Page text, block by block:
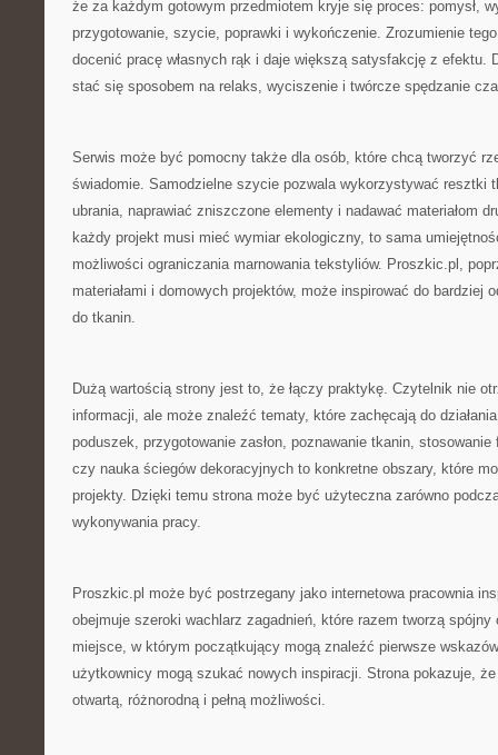
że za każdym gotowym przedmiotem kryje się proces: pomysł,
przygotowanie, szycie, poprawki i wykończenie. Zrozumienie
docenić pracę własnych rąk i daje większą satysfakcję z efektu.
stać się sposobem na relaks, wyciszenie i twórcze spędzanie
Serwis może być pomocny także dla osób, które chcą tworzyć
świadomie. Samodzielne szycie pozwala wykorzystywać resztki
ubrania, naprawiać zniszczone elementy i nadawać materiałom
każdy projekt musi mieć wymiar ekologiczny, to sama
możliwości ograniczania marnowania tekstyliów. Proszkic.pl,
materiałami i domowych projektów, może inspirować do bardziej
do tkanin.
Dużą wartością strony jest to, że łączy praktykę. Czytelnik nie
informacji, ale może znaleźć tematy, które zachęcają do
poduszek, przygotowanie zasłon, poznawanie tkanin,
czy nauka ściegów dekoracyjnych to konkretne obszary, które
projekty. Dzięki temu strona może być użyteczna zarówno
wykonywania pracy.
Proszkic.pl może być postrzegany jako internetowa pracownia
obejmuje szeroki wachlarz zagadnień, które razem tworzą
miejsce, w którym początkujący mogą znaleźć pierwsze
użytkownicy mogą szukać nowych inspiracji. Strona pokazuje,
otwartą, różnorodną i pełną możliwości.